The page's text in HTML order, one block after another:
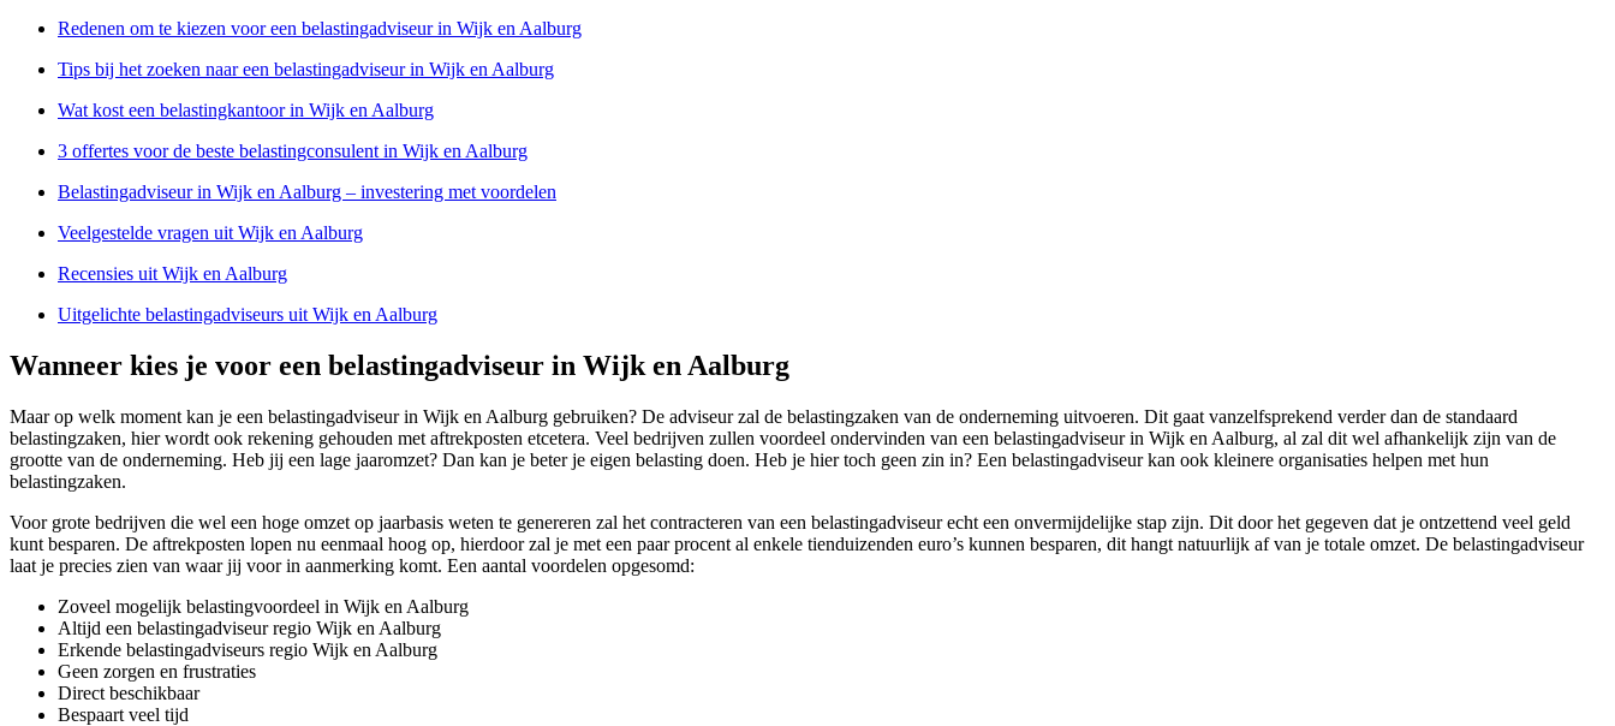
Redenen om te kiezen voor een belastingadviseur in Wijk en Aalburg
Tips bij het zoeken naar een belastingadviseur in Wijk en Aalburg
Wat kost een belastingkantoor in Wijk en Aalburg
3 offertes voor de beste belastingconsulent in Wijk en Aalburg
Belastingadviseur in Wijk en Aalburg – investering met voordelen
Veelgestelde vragen uit Wijk en Aalburg
Recensies uit Wijk en Aalburg
Uitgelichte belastingadviseurs uit Wijk en Aalburg
Wanneer kies je voor een belastingadviseur in Wijk en Aalburg
Maar op welk moment kan je een belastingadviseur in Wijk en Aalburg gebruiken? De adviseur zal de belastingzaken van de onderneming uitvoeren. Dit gaat vanzelfsprekend verder dan de standaard
belastingzaken, hier wordt ook rekening gehouden met aftrekposten etcetera. Veel bedrijven zullen voordeel ondervinden van een belastingadviseur in Wijk en Aalburg, al zal dit wel afhankelijk zijn van de
grootte van de onderneming. Heb jij een lage jaaromzet? Dan kan je beter je eigen belasting doen. Heb je hier toch geen zin in? Een belastingadviseur kan ook kleinere organisaties helpen met hun
belastingzaken.
Voor grote bedrijven die wel een hoge omzet op jaarbasis weten te genereren zal het contracteren van een belastingadviseur echt een onvermijdelijke stap zijn. Dit door het gegeven dat je ontzettend veel geld
kunt besparen. De aftrekposten lopen nu eenmaal hoog op, hierdoor zal je met een paar procent al enkele tienduizenden euro’s kunnen besparen, dit hangt natuurlijk af van je totale omzet. De belastingadviseur
laat je precies zien van waar jij voor in aanmerking komt. Een aantal voordelen opgesomd:
Zoveel mogelijk belastingvoordeel in Wijk en Aalburg
Altijd een belastingadviseur regio Wijk en Aalburg
Erkende belastingadviseurs regio Wijk en Aalburg
Geen zorgen en frustraties
Direct beschikbaar
Bespaart veel tijd